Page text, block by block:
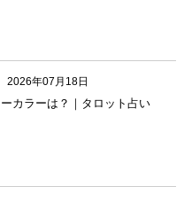
2026年07月18日
カラーは？｜タロット占い